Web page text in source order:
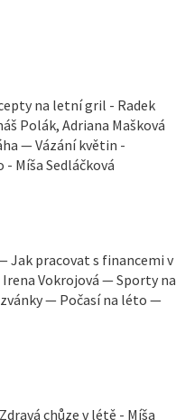
na letní gril - Radek
Polák, Adriana Mašková
— Vázání květin -
Míša Sedláčková
Jak pracovat s financemi v
Vokrojová — Sporty na
— Počasí na léto —
chůze v létě - Míša